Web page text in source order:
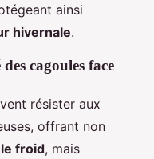
ainsi
hivernale.
cagoules face
résister aux
offrant non
froid, mais